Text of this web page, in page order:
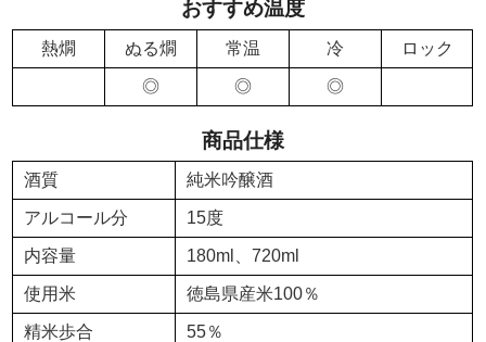
おすすめ温度
熱燗 ぬる燗 常温 冷 ロック
◎ ◎ ◎
商品仕様
酒質 純米吟醸酒
アルコール分 15度
内容量 180ml、720ml
使用米 徳島県産米100％
精米歩合 55％